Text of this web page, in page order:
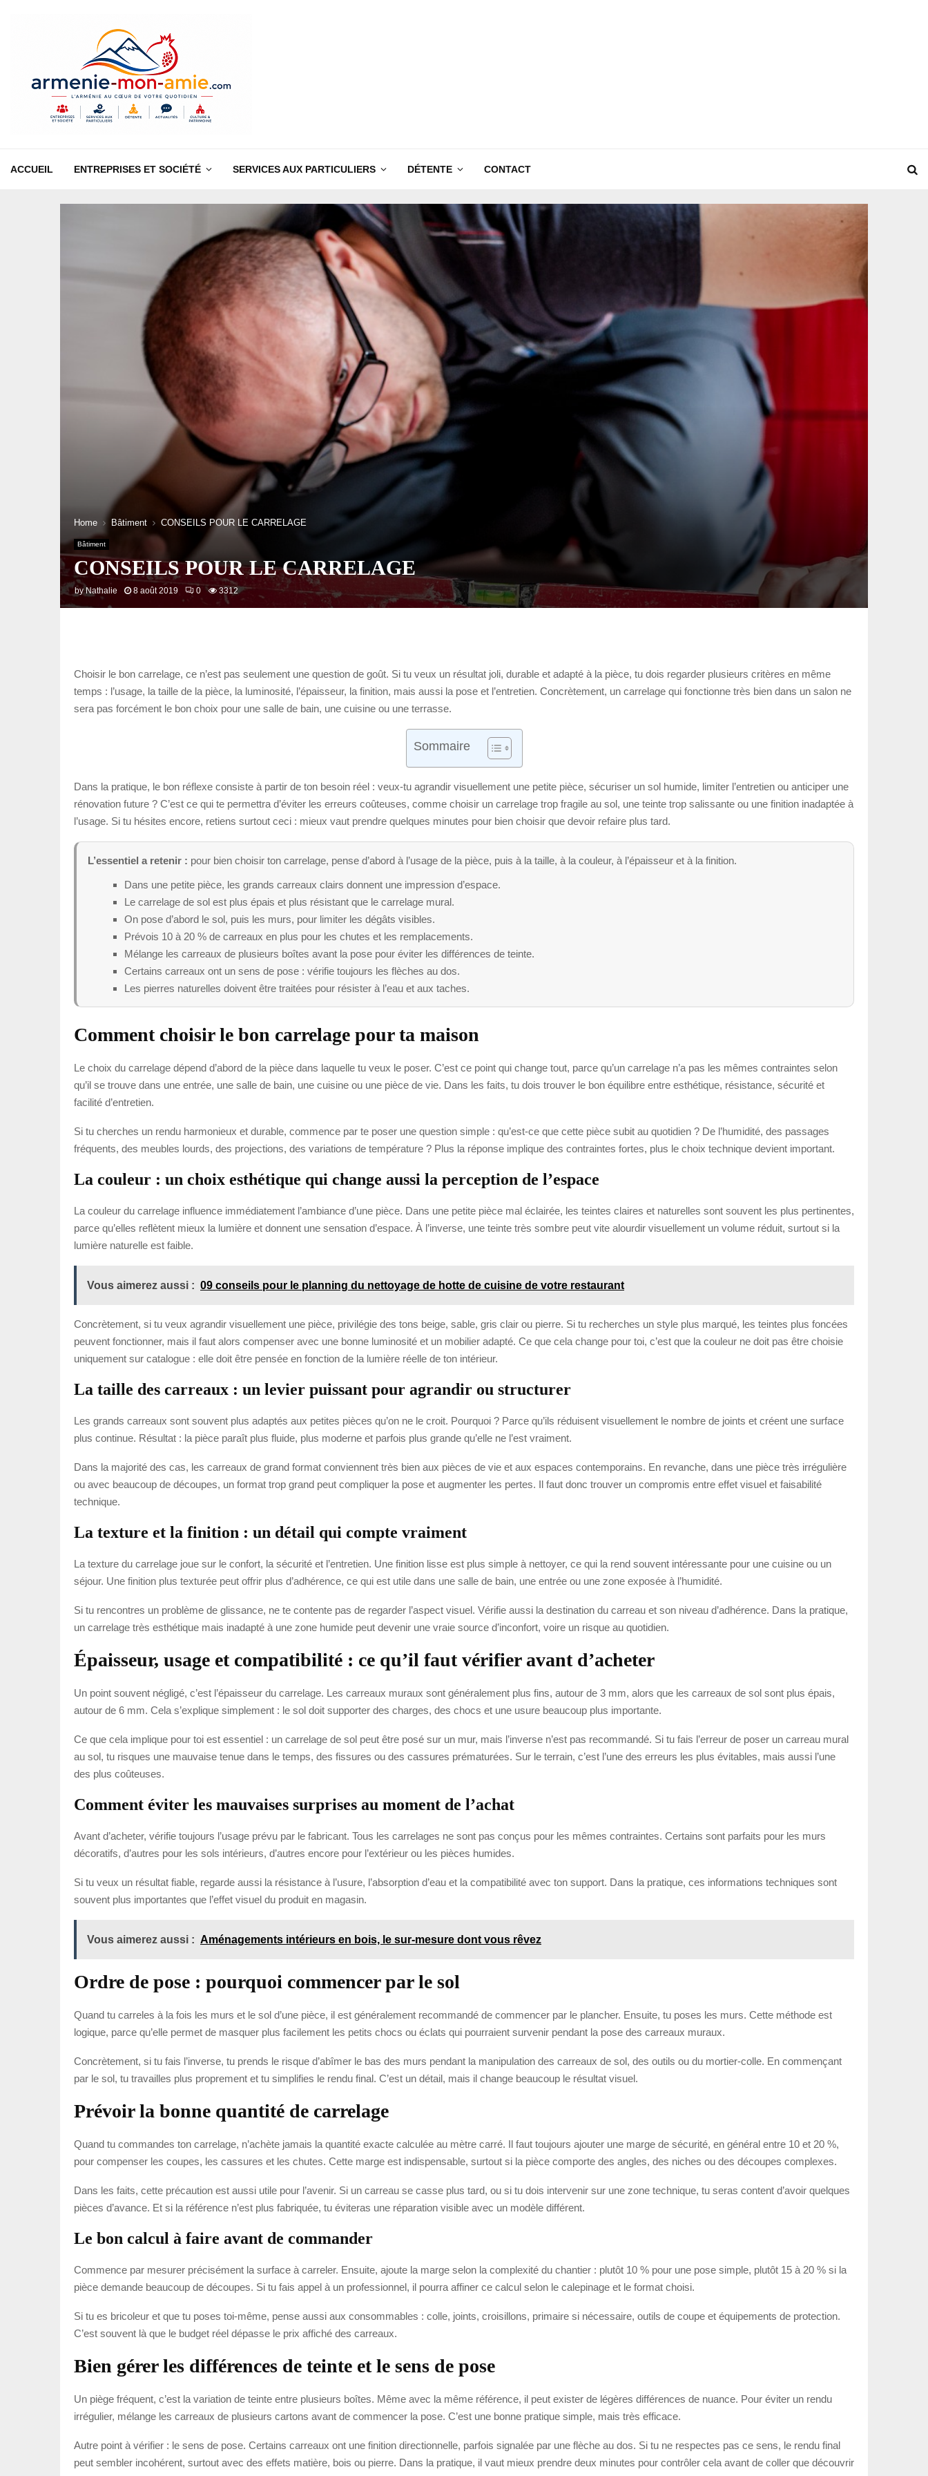
ACCUEIL ENTREPRISES ET SOCIÉTÉ SERVICES AUX PARTICULIERS DÉTENTE CONTACT
Home Bâtiment CONSEILS POUR LE CARRELAGE
Bâtiment
CONSEILS POUR LE CARRELAGE
byNathalie 8 août 2019 0 3312
Choisir le bon carrelage, ce n’est pas seulement une question de goût. Si tu veux un résultat joli, durable et adapté à la pièce, tu dois regarder plusieurs critères en même
temps : l’usage, la taille de la pièce, la luminosité, l’épaisseur, la finition, mais aussi la pose et l’entretien. Concrètement, un carrelage qui fonctionne très bien dans un salon ne
sera pas forcément le bon choix pour une salle de bain, une cuisine ou une terrasse.
Sommaire
Dans la pratique, le bon réflexe consiste à partir de ton besoin réel : veux-tu agrandir visuellement une petite pièce, sécuriser un sol humide, limiter l’entretien ou anticiper une
rénovation future ? C’est ce qui te permettra d’éviter les erreurs coûteuses, comme choisir un carrelage trop fragile au sol, une teinte trop salissante ou une finition inadaptée à
l’usage. Si tu hésites encore, retiens surtout ceci : mieux vaut prendre quelques minutes pour bien choisir que devoir refaire plus tard.
L’essentiel a retenir : pour bien choisir ton carrelage, pense d’abord à l’usage de la pièce, puis à la taille, à la couleur, à l’épaisseur et à la finition.
Dans une petite pièce, les grands carreaux clairs donnent une impression d’espace.
Le carrelage de sol est plus épais et plus résistant que le carrelage mural.
On pose d’abord le sol, puis les murs, pour limiter les dégâts visibles.
Prévois 10 à 20 % de carreaux en plus pour les chutes et les remplacements.
Mélange les carreaux de plusieurs boîtes avant la pose pour éviter les différences de teinte.
Certains carreaux ont un sens de pose : vérifie toujours les flèches au dos.
Les pierres naturelles doivent être traitées pour résister à l’eau et aux taches.
Comment choisir le bon carrelage pour ta maison
Le choix du carrelage dépend d’abord de la pièce dans laquelle tu veux le poser. C’est ce point qui change tout, parce qu’un carrelage n’a pas les mêmes contraintes selon
qu’il se trouve dans une entrée, une salle de bain, une cuisine ou une pièce de vie. Dans les faits, tu dois trouver le bon équilibre entre esthétique, résistance, sécurité et
facilité d’entretien.
Si tu cherches un rendu harmonieux et durable, commence par te poser une question simple : qu’est-ce que cette pièce subit au quotidien ? De l’humidité, des passages
fréquents, des meubles lourds, des projections, des variations de température ? Plus la réponse implique des contraintes fortes, plus le choix technique devient important.
La couleur : un choix esthétique qui change aussi la perception de l’espace
La couleur du carrelage influence immédiatement l’ambiance d’une pièce. Dans une petite pièce mal éclairée, les teintes claires et naturelles sont souvent les plus pertinentes,
parce qu’elles reflètent mieux la lumière et donnent une sensation d’espace. À l’inverse, une teinte très sombre peut vite alourdir visuellement un volume réduit, surtout si la
lumière naturelle est faible.
Vous aimerez aussi : 09 conseils pour le planning du nettoyage de hotte de cuisine de votre restaurant
Concrètement, si tu veux agrandir visuellement une pièce, privilégie des tons beige, sable, gris clair ou pierre. Si tu recherches un style plus marqué, les teintes plus foncées
peuvent fonctionner, mais il faut alors compenser avec une bonne luminosité et un mobilier adapté. Ce que cela change pour toi, c’est que la couleur ne doit pas être choisie
uniquement sur catalogue : elle doit être pensée en fonction de la lumière réelle de ton intérieur.
La taille des carreaux : un levier puissant pour agrandir ou structurer
Les grands carreaux sont souvent plus adaptés aux petites pièces qu’on ne le croit. Pourquoi ? Parce qu’ils réduisent visuellement le nombre de joints et créent une surface
plus continue. Résultat : la pièce paraît plus fluide, plus moderne et parfois plus grande qu’elle ne l’est vraiment.
Dans la majorité des cas, les carreaux de grand format conviennent très bien aux pièces de vie et aux espaces contemporains. En revanche, dans une pièce très irrégulière
ou avec beaucoup de découpes, un format trop grand peut compliquer la pose et augmenter les pertes. Il faut donc trouver un compromis entre effet visuel et faisabilité
technique.
La texture et la finition : un détail qui compte vraiment
La texture du carrelage joue sur le confort, la sécurité et l’entretien. Une finition lisse est plus simple à nettoyer, ce qui la rend souvent intéressante pour une cuisine ou un
séjour. Une finition plus texturée peut offrir plus d’adhérence, ce qui est utile dans une salle de bain, une entrée ou une zone exposée à l’humidité.
Si tu rencontres un problème de glissance, ne te contente pas de regarder l’aspect visuel. Vérifie aussi la destination du carreau et son niveau d’adhérence. Dans la pratique,
un carrelage très esthétique mais inadapté à une zone humide peut devenir une vraie source d’inconfort, voire un risque au quotidien.
Épaisseur, usage et compatibilité : ce qu’il faut vérifier avant d’acheter
Un point souvent négligé, c’est l’épaisseur du carrelage. Les carreaux muraux sont généralement plus fins, autour de 3 mm, alors que les carreaux de sol sont plus épais,
autour de 6 mm. Cela s’explique simplement : le sol doit supporter des charges, des chocs et une usure beaucoup plus importante.
Ce que cela implique pour toi est essentiel : un carrelage de sol peut être posé sur un mur, mais l’inverse n’est pas recommandé. Si tu fais l’erreur de poser un carreau mural
au sol, tu risques une mauvaise tenue dans le temps, des fissures ou des cassures prématurées. Sur le terrain, c’est l’une des erreurs les plus évitables, mais aussi l’une
des plus coûteuses.
Comment éviter les mauvaises surprises au moment de l’achat
Avant d’acheter, vérifie toujours l’usage prévu par le fabricant. Tous les carrelages ne sont pas conçus pour les mêmes contraintes. Certains sont parfaits pour les murs
décoratifs, d’autres pour les sols intérieurs, d’autres encore pour l’extérieur ou les pièces humides.
Si tu veux un résultat fiable, regarde aussi la résistance à l’usure, l’absorption d’eau et la compatibilité avec ton support. Dans la pratique, ces informations techniques sont
souvent plus importantes que l’effet visuel du produit en magasin.
Vous aimerez aussi : Aménagements intérieurs en bois, le sur-mesure dont vous rêvez
Ordre de pose : pourquoi commencer par le sol
Quand tu carreles à la fois les murs et le sol d’une pièce, il est généralement recommandé de commencer par le plancher. Ensuite, tu poses les murs. Cette méthode est
logique, parce qu’elle permet de masquer plus facilement les petits chocs ou éclats qui pourraient survenir pendant la pose des carreaux muraux.
Concrètement, si tu fais l’inverse, tu prends le risque d’abîmer le bas des murs pendant la manipulation des carreaux de sol, des outils ou du mortier-colle. En commençant
par le sol, tu travailles plus proprement et tu simplifies le rendu final. C’est un détail, mais il change beaucoup le résultat visuel.
Prévoir la bonne quantité de carrelage
Quand tu commandes ton carrelage, n’achète jamais la quantité exacte calculée au mètre carré. Il faut toujours ajouter une marge de sécurité, en général entre 10 et 20 %,
pour compenser les coupes, les cassures et les chutes. Cette marge est indispensable, surtout si la pièce comporte des angles, des niches ou des découpes complexes.
Dans les faits, cette précaution est aussi utile pour l’avenir. Si un carreau se casse plus tard, ou si tu dois intervenir sur une zone technique, tu seras content d’avoir quelques
pièces d’avance. Et si la référence n’est plus fabriquée, tu éviteras une réparation visible avec un modèle différent.
Le bon calcul à faire avant de commander
Commence par mesurer précisément la surface à carreler. Ensuite, ajoute la marge selon la complexité du chantier : plutôt 10 % pour une pose simple, plutôt 15 à 20 % si la
pièce demande beaucoup de découpes. Si tu fais appel à un professionnel, il pourra affiner ce calcul selon le calepinage et le format choisi.
Si tu es bricoleur et que tu poses toi-même, pense aussi aux consommables : colle, joints, croisillons, primaire si nécessaire, outils de coupe et équipements de protection.
C’est souvent là que le budget réel dépasse le prix affiché des carreaux.
Bien gérer les différences de teinte et le sens de pose
Un piège fréquent, c’est la variation de teinte entre plusieurs boîtes. Même avec la même référence, il peut exister de légères différences de nuance. Pour éviter un rendu
irrégulier, mélange les carreaux de plusieurs cartons avant de commencer la pose. C’est une bonne pratique simple, mais très efficace.
Autre point à vérifier : le sens de pose. Certains carreaux ont une finition directionnelle, parfois signalée par une flèche au dos. Si tu ne respectes pas ce sens, le rendu final
peut sembler incohérent, surtout avec des effets matière, bois ou pierre. Dans la pratique, il vaut mieux prendre deux minutes pour contrôler cela avant de coller que découvrir